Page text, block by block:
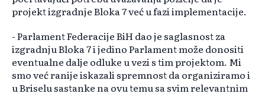
projekt izgradnje Bloka 7 već u fazi implementacije.
- Parlament Federacije BiH dao je saglasnost za
izgradnju Bloka 7 i jedino Parlament može donositi
eventualne dalje odluke u vezi s tim projektom. Mi
smo već ranije iskazali spremnost da organiziramo i
u Briselu sastanke na ovu temu sa svim relevantnim